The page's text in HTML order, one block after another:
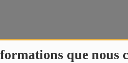
que nous